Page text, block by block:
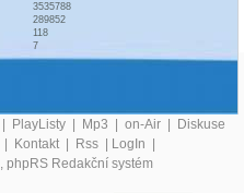
3535788
289852
118
7
PlayListy Mp3 on-Air
Diskuse
Kontakt Rss LogIn
, phpRS Redakční systém